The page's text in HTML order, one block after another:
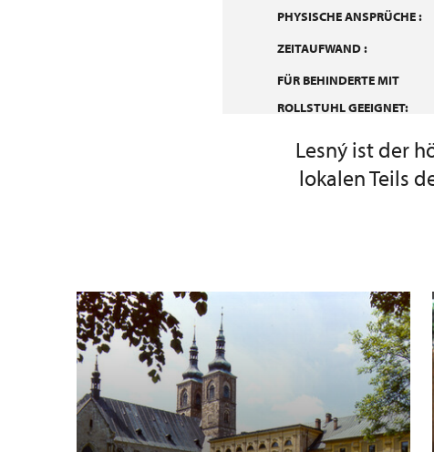
PHYSISCHE ANSPRÜCHE :
ZEITAUFWAND :
FÜR BEHINDERTE MIT
ROLLSTUHL GEEIGNET:
Lesný ist der
lokalen Teils